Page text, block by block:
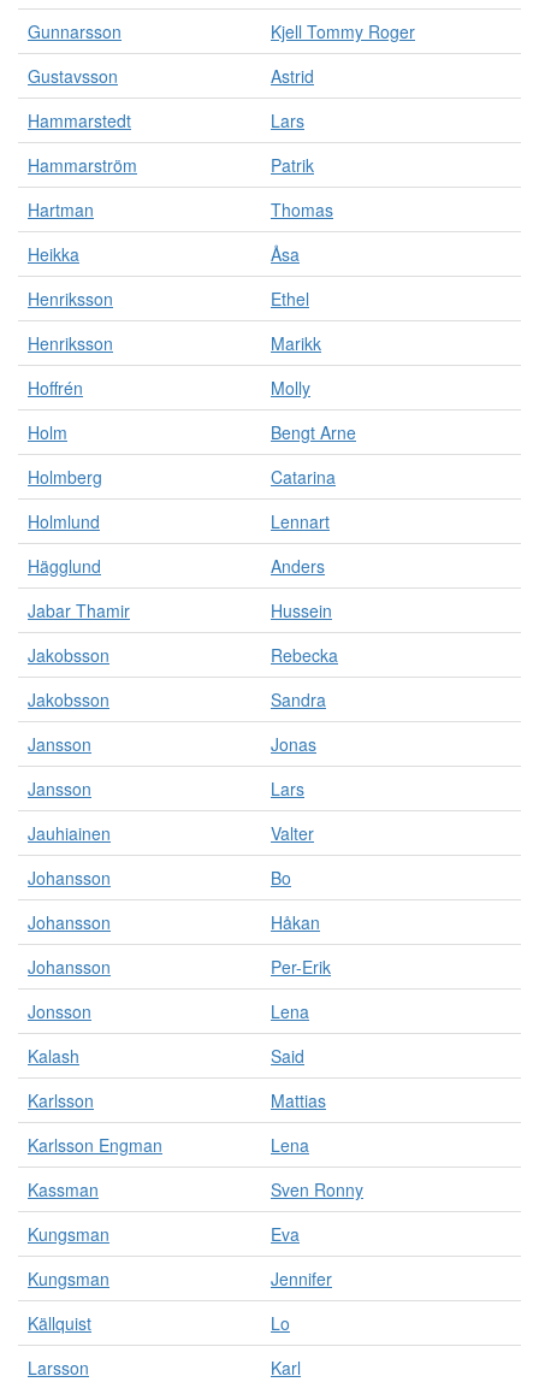
Gunnarsson
Kjell Tommy Roger
Gustavsson
Astrid
Hammarstedt
Lars
Hammarström
Patrik
Hartman
Thomas
Heikka
Åsa
Henriksson
Ethel
Henriksson
Marikk
Hoffrén
Molly
Holm
Bengt Arne
Holmberg
Catarina
Holmlund
Lennart
Hägglund
Anders
Jabar Thamir
Hussein
Jakobsson
Rebecka
Jakobsson
Sandra
Jansson
Jonas
Jansson
Lars
Jauhiainen
Valter
Johansson
Bo
Johansson
Håkan
Johansson
Per-Erik
Jonsson
Lena
Kalash
Said
Karlsson
Mattias
Karlsson Engman
Lena
Kassman
Sven Ronny
Kungsman
Eva
Kungsman
Jennifer
Källquist
Lo
Larsson
Karl